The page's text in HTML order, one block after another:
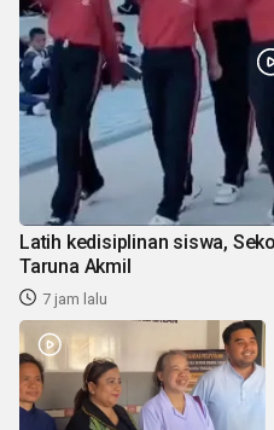
Latih kedisiplinan siswa,
Taruna Akmil
7 jam lalu